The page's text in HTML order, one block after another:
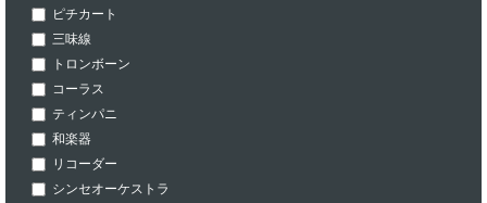
ピチカート
三味線
トロンボーン
コーラス
ティンパニ
和楽器
リコーダー
シンセオーケストラ